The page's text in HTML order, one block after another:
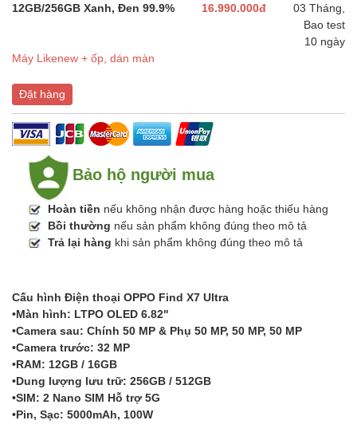
12GB/256GB Xanh, Đen 99.9% 16.990.000đ
03 Tháng,
Bao test
10 ngày
Máy Likenew + ốp, dán màn
Đặt hàng
Bảo hộ người mua
Hoàn tiền nếu không nhận được hàng hoặc thiếu hàng
Bồi thường nếu sản phẩm không đúng theo mô tả
Trả lại hàng khi sản phẩm không đúng theo mô tả
Cấu hình Điện thoại OPPO Find X7 Ultra
•Màn hình: LTPO OLED 6.82"
•Camera sau: Chính 50 MP & Phụ 50 MP, 50 MP, 50 MP
•Camera trước: 32 MP
•RAM: 12GB / 16GB
•Dung lượng lưu trữ: 256GB / 512GB
•SIM: 2 Nano SIM Hỗ trợ 5G
•Pin, Sạc: 5000mAh, 100W